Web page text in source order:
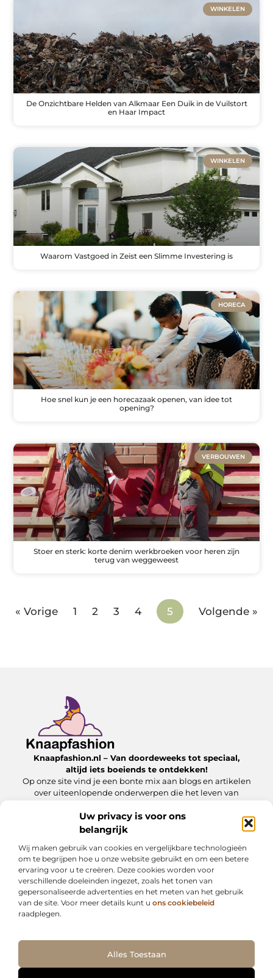
Uw privacy is voor ons
belangrijk
Wij maken gebruik van cookies en vergelijkbare technologieën
om te begrijpen hoe u onze website gebruikt en om een betere
ervaring voor u te creëren. Deze cookies worden voor
verschillende doeleinden ingezet, zoals het tonen van
gepersonaliseerde advertenties en het meten van het gebruik
van de site. Voor meer details kunt u ons cookiebeleid
raadplegen.
Alles Toestaan
WINKELEN
De Onzichtbare Helden van Alkmaar Een Duik in de Vuilstort
en Haar Impact
WINKELEN
Waarom Vastgoed in Zeist een Slimme Investering is
HORECA
Hoe snel kun je een horecazaak openen, van idee tot
opening?
VERBOUWEN
Stoer en sterk: korte denim werkbroeken voor heren zijn
terug van weggeweest
« Vorige 1 2 3 4 5 Volgende »
Knaapfashion.nl – Van doordeweeks tot speciaal,
altijd iets boeiends te ontdekken!
Op onze site vind je een bonte mix aan blogs en artikelen
over uiteenlopende onderwerpen die het leven van
Onze informatie
Bericht categorie